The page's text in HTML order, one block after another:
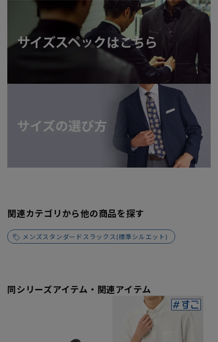
関連カテゴリから他の商品を探す
メンズスタンダードスラックス(標準シルエット)
同シリーズアイテム・関連アイテム